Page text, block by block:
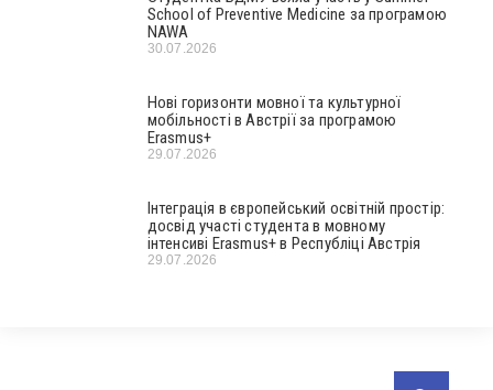
School of Preventive Medicine за програмою
NAWA
30.07.2026
Нові горизонти мовної та культурної
мобільності в Австрії за програмою
Erasmus+
29.07.2026
Інтеграція в європейський освітній простір:
досвід участі студента в мовному
інтенсиві Erasmus+ в Республіці Австрія
29.07.2026